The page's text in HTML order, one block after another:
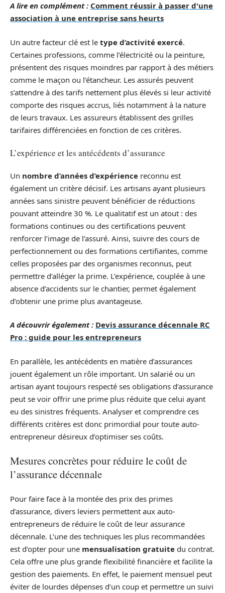
A lire en complément : Comment réussir à passer d'une
association à une entreprise sans heurts
Un autre facteur clé est le type d’activité exercé.
Certaines professions, comme l’électricité ou la peinture,
présentent des risques moindres par rapport à des métiers
comme le maçon ou l’étancheur. Les assurés peuvent
s’attendre à des tarifs nettement plus élevés si leur activité
comporte des risques accrus, liés notamment à la nature
de leurs travaux. Les assureurs établissent des grilles
tarifaires différenciées en fonction de ces critères.
L’expérience et les antécédents d’assurance
Un nombre d’années d’expérience reconnu est
également un critère décisif. Les artisans ayant plusieurs
années sans sinistre peuvent bénéficier de réductions
pouvant atteindre 30 %. Le qualitatif est un atout : des
formations continues ou des certifications peuvent
renforcer l’image de l’assuré. Ainsi, suivre des cours de
perfectionnement ou des formations certifiantes, comme
celles proposées par des organismes reconnus, peut
permettre d’alléger la prime. L’expérience, couplée à une
absence d’accidents sur le chantier, permet également
d’obtenir une prime plus avantageuse.
A découvrir également : Devis assurance décennale RC
Pro : guide pour les entrepreneurs
En parallèle, les antécédents en matière d’assurances
jouent également un rôle important. Un salarié ou un
artisan ayant toujours respecté ses obligations d’assurance
peut se voir offrir une prime plus réduite que celui ayant
eu des sinistres fréquents. Analyser et comprendre ces
différents critères est donc primordial pour toute auto-
entrepreneur désireux d’optimiser ses coûts.
Mesures concrètes pour réduire le coût de
l’assurance décennale
Pour faire face à la montée des prix des primes
d’assurance, divers leviers permettent aux auto-
entrepreneurs de réduire le coût de leur assurance
décennale. L’une des techniques les plus recommandées
est d’opter pour une mensualisation gratuite du contrat.
Cela offre une plus grande flexibilité financière et facilite la
gestion des paiements. En effet, le paiement mensuel peut
éviter de lourdes dépenses d’un coup et permettre un suivi